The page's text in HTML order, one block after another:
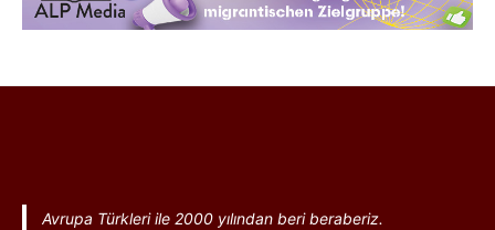
Avrupa Türkleri ile 2000 yılından beri beraberiz.